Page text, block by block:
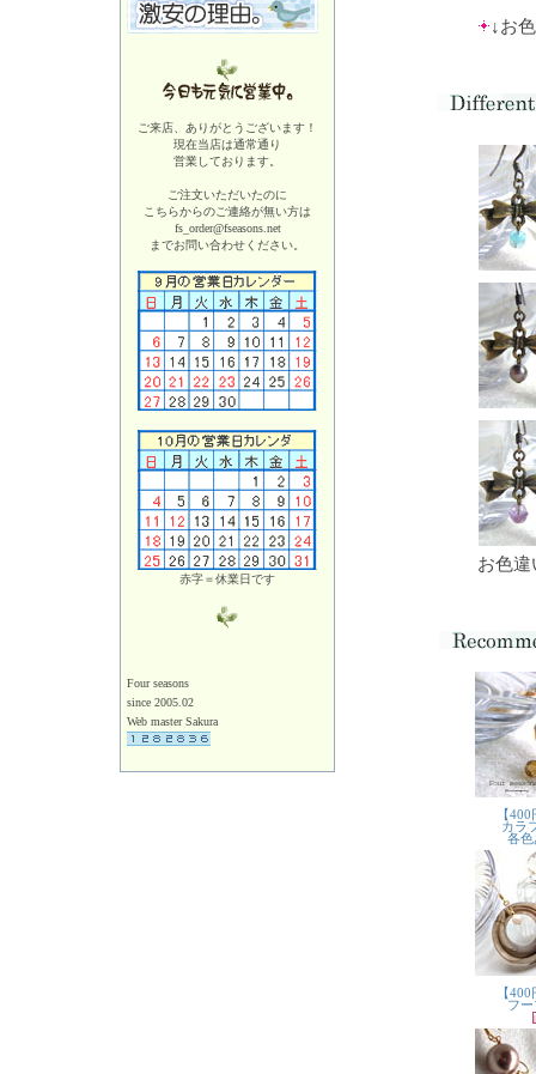
ご来店、ありがとうございます！
現在当店は通常通り
営業しております。
ご注文いただいたのに
こちらからのご連絡が無い方は
fs_order@fseasons.net
までお問い合わせください。
赤字＝休業日です
Four seasons
since 2005.02
Web master Sakura
↓お
お色